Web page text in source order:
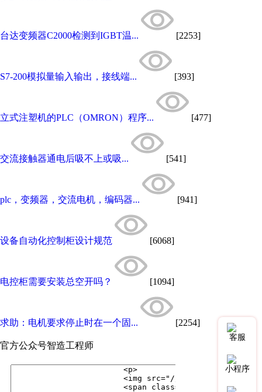
台达变频器C2000检测到IGBT温... [2253]
S7-200模拟量输入输出，接线端... [393]
立式注塑机的PLC（OMRON）程序... [477]
交流接触器通电后吸不上或吸... [541]
plc，变频器，交流电机，编码器... [941]
设备自动化控制柜设计规范 [6068]
电控柜需要安装总空开吗？ [1094]
求助：电机要求停止时在一个固... [2254]
官方公众号智造工程师
客服
小程序